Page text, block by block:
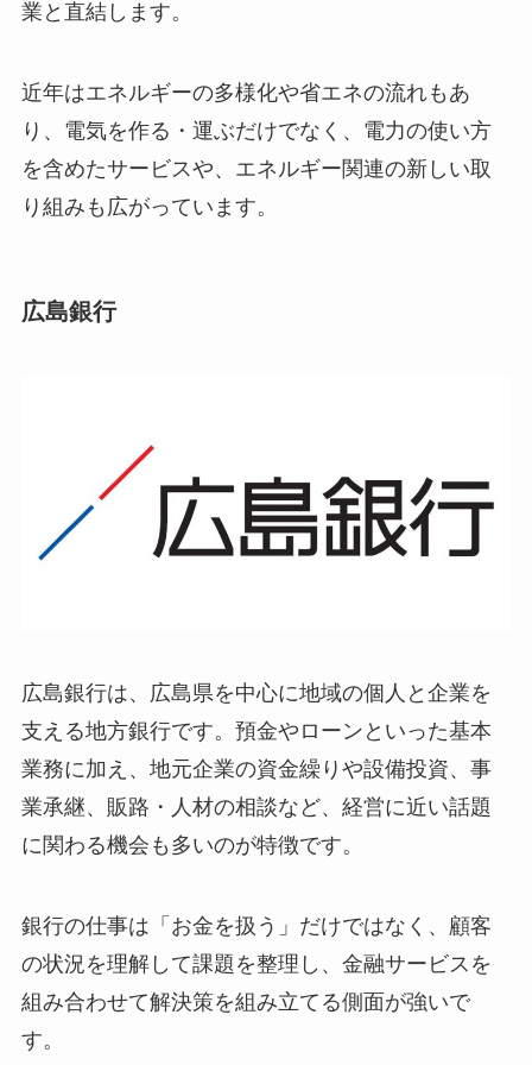
業と直結します。
近年はエネルギーの多様化や省エネの流れもあ
り、電気を作る・運ぶだけでなく、電力の使い方
を含めたサービスや、エネルギー関連の新しい取
り組みも広がっています。
広島銀行
広島銀行は、広島県を中心に地域の個人と企業を
支える地方銀行です。預金やローンといった基本
業務に加え、地元企業の資金繰りや設備投資、事
業承継、販路・人材の相談など、経営に近い話題
に関わる機会も多いのが特徴です。
銀行の仕事は「お金を扱う」だけではなく、顧客
の状況を理解して課題を整理し、金融サービスを
組み合わせて解決策を組み立てる側面が強いで
す。